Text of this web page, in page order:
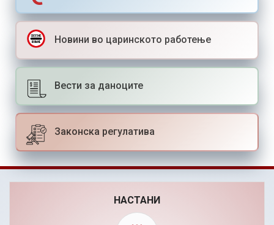
Новини во царинското работење
Вести за даноците
Законска регулатива
НАСТАНИ